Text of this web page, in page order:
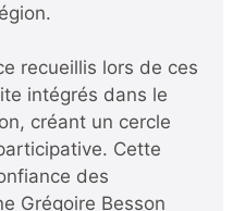
recueillis lors de ces
intégrés dans le
créant un cercle
Cette
des
Grégoire Besson